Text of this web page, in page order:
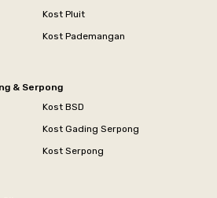
Kost Pluit
Kost Pademangan
& Serpong
Kost BSD
Kost Gading Serpong
Kost Serpong